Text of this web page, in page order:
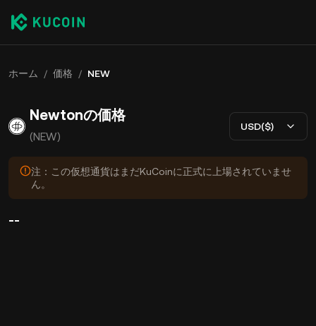
ホーム / 価格 / NEW
Newtonの価格
(NEW)
USD($)
注：この仮想通貨はまだKuCoinに正式に上場されていませ
ん。
--